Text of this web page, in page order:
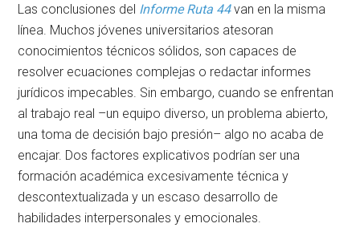
Las conclusiones del Informe Ruta 44van en la misma
línea. Muchos jóvenes universitarios atesoran
conocimientos técnicos sólidos, son capaces de
resolver ecuaciones complejas o redactar informes
jurídicos impecables. Sin embargo, cuando se enfrentan
al trabajo real –un equipo diverso, un problema abierto,
una toma de decisión bajo presión– algo no acaba de
encajar. Dos factores explicativos podrían ser una
formación académica excesivamente técnica y
descontextualizada y un escaso desarrollo de
habilidades interpersonales y emocionales.